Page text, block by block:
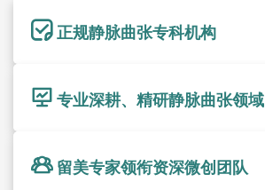
正规静脉曲张专科机构
专业深耕、精研静脉曲张领域
留美专家领衔资深微创团队